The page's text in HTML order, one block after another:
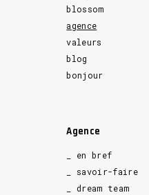
blossom
agence
valeurs
blog
bonjour
Agence
_ en bref
_ savoir-faire
_ dream team